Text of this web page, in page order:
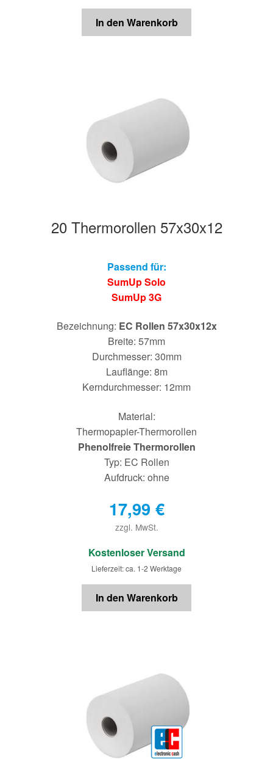
In den Warenkorb
20 Thermorollen 57x30x12
Passend für:
SumUp Solo
SumUp 3G
Bezeichnung: EC Rollen 57x30x12x
Breite: 57mm
Durchmesser: 30mm
Lauflänge: 8m
Kerndurchmesser: 12mm
Material:
Thermopapier-Thermorollen
Phenolfreie Thermorollen
Typ: EC Rollen
Aufdruck: ohne
17,99 €
zzgl. MwSt.
€
Kostenloser Versand
Lieferzeit: ca. 1-2 Werktage
In den Warenkorb